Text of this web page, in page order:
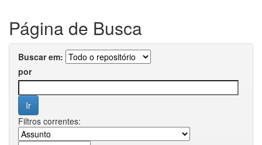
Página de Busca
Buscar em:
por
Filtros correntes: